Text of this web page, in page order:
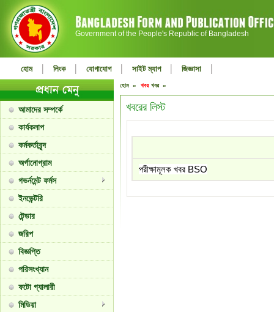
Government of the People's Republic of Bangladesh
হোম | লিংক | যোগাযোগ | সাইট ম্যাপ | জিজ্ঞাসা |
আমাদের সম্পর্কে
কার্যকলাপ
কর্মকর্তাবৃন্দ
অর্গানোগ্রাম
গভর্নমেন্ট ফর্মস
ইনভেন্টরি
টেন্ডার
জরিপ
বিজ্ঞপ্তি
পরিসংখ্যান
ফটো গ্যালারী
মিডিয়া
হোম » খবর খবর »
খবরের লিস্ট
পরীক্ষামূলক খবর BSO